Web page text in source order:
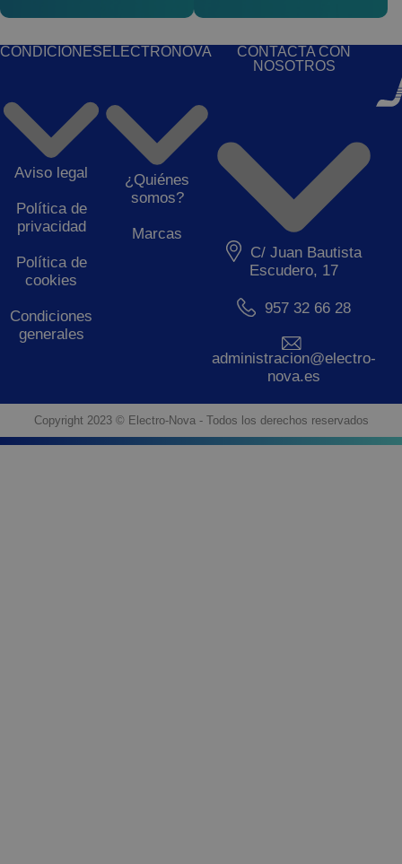
CONDICIONES
Aviso legal
Política de
privacidad
Política de
cookies
Condiciones
generales
ELECTRONOVA
¿Quiénes
somos?
Marcas
CONTACTA CON
NOSOTROS
C/ Juan Bautista
Escudero, 17
957 32 66 28
administracion@electro-
nova.es
Copyright 2023 © Electro-Nova - Todos los derechos reservados